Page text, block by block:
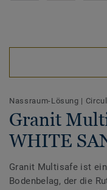
Nassraum-Lösung |
Granit
WHITE
Granit Multisafe ist
Bodenbelag, der die